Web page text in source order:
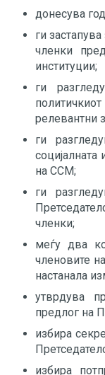
донесува
ги
членки
институции;
ги
релевантни
ги
социјалната
на ССМ;
ги
членки;
меѓу два
членовите
настанала
утврдува
предлог на
избира
избира